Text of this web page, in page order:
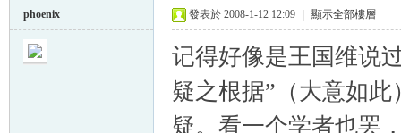
phoenix 發表於 2008-1-12 12:09 顯示全部樓層
记得好像是王国维说
疑之根据”（大意如
疑。看一个学者也罢